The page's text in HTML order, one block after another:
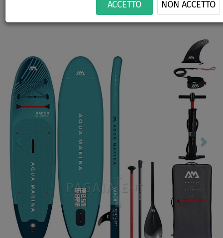
ACCETTO NON ACCETTO
CONSEGNA